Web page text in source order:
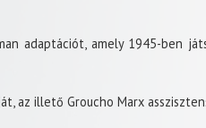
adaptációt, amely 1945-ben
az illető Groucho Marx